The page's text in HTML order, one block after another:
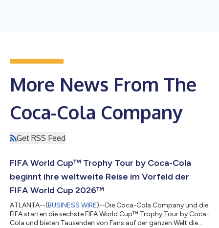
More News From The
Coca-Cola Company
Get RSS Feed
FIFA World Cup™ Trophy Tour by Coca-Cola
beginnt ihre weltweite Reise im Vorfeld der
FIFA World Cup 2026™
ATLANTA--(BUSINESS WIRE)--Die Coca-Cola Company und die
FIFA starten die sechste FIFA World Cup™ Trophy Tour by Coca-
Cola und bieten Tausenden von Fans auf der ganzen Welt die